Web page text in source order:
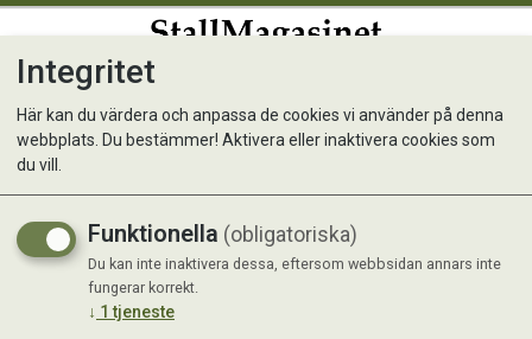
Visar 12 produkter
Integritet
Här kan du värdera och anpassa de cookies vi använder på denna
webbplats. Du bestämmer! Aktivera eller inaktivera cookies som
du vill.
Funktionella (obligatoriska)
Du kan inte inaktivera dessa, eftersom webbsidan annars inte
fungerar korrekt.
↓ 1 tjeneste